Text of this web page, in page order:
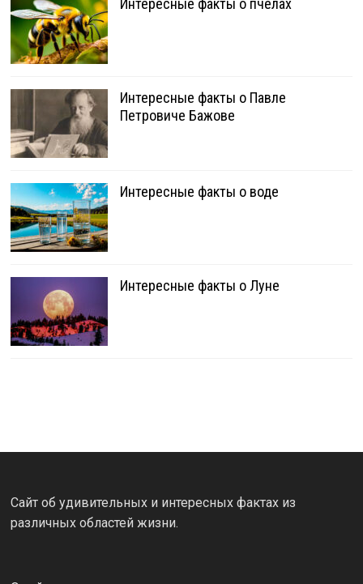
Интересные факты о пчёлах
Интересные факты о Павле
Петровиче Бажове
Интересные факты о воде
Интересные факты о Луне
Сайт об удивительных и интересных фактах из
различных областей жизни.